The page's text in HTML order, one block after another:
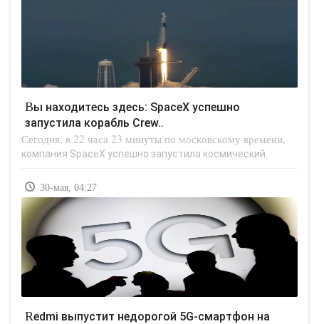
Вы находитесь здесь: SpaceX успешно
запустила корабль Crew..
Сегодня, в 22 часа 23 минуты по московскому времени,
компания SpaceX успешно запустила космический..
30-мая, 04:27
Redmi выпустит недорогой 5G-смартфон на